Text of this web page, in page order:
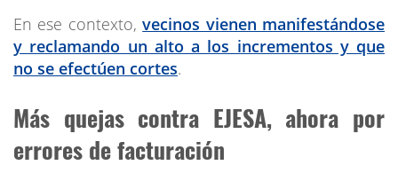
En ese contexto,vecinos vienen manifestándose
y reclamando un alto a los incrementos y que
no se efectúen cortes.
Más quejas contra EJESA, ahora por
errores de facturación